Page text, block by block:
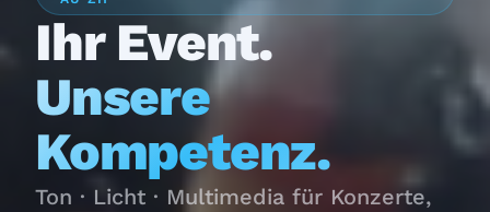
Ihr Event.
Unsere
Kompetenz.
Ton · Licht · Multimedia für Konzerte,